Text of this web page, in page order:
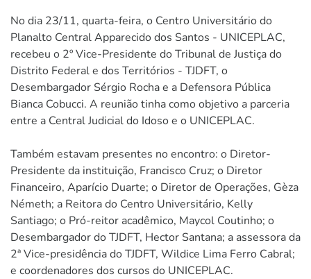
No dia 23/11, quarta-feira, o Centro Universitário do
Planalto Central Apparecido dos Santos - UNICEPLAC,
recebeu o 2º Vice-Presidente do Tribunal de Justiça do
Distrito Federal e dos Territórios - TJDFT, o
Desembargador Sérgio Rocha e a Defensora Pública
Bianca Cobucci. A reunião tinha como objetivo a parceria
entre a Central Judicial do Idoso e o UNICEPLAC.
Também estavam presentes no encontro: o Diretor-
Presidente da instituição, Francisco Cruz; o Diretor
Financeiro, Aparício Duarte; o Diretor de Operações, Gèza
Németh; a Reitora do Centro Universitário, Kelly
Santiago; o Pró-reitor acadêmico, Maycol Coutinho; o
Desembargador do TJDFT, Hector Santana; a assessora da
2ª Vice-presidência do TJDFT, Wildice Lima Ferro Cabral;
e coordenadores dos cursos do UNICEPLAC.